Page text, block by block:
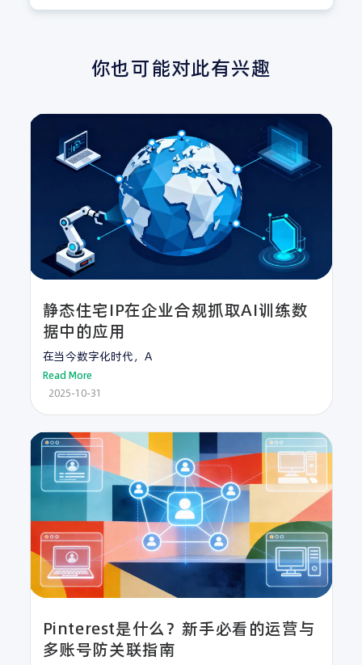
你也可能对此有兴趣
静态住宅IP在企业合规抓取AI训练数
据中的应用
在当今数字化时代，A
Read More
2025-10-31
Pinterest是什么？新手必看的运营与
多账号防关联指南